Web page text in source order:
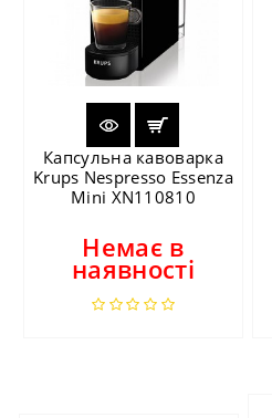
Капсульна кавоварка
Krups Nespresso Essenza
Mini XN110810
Немає в
наявності